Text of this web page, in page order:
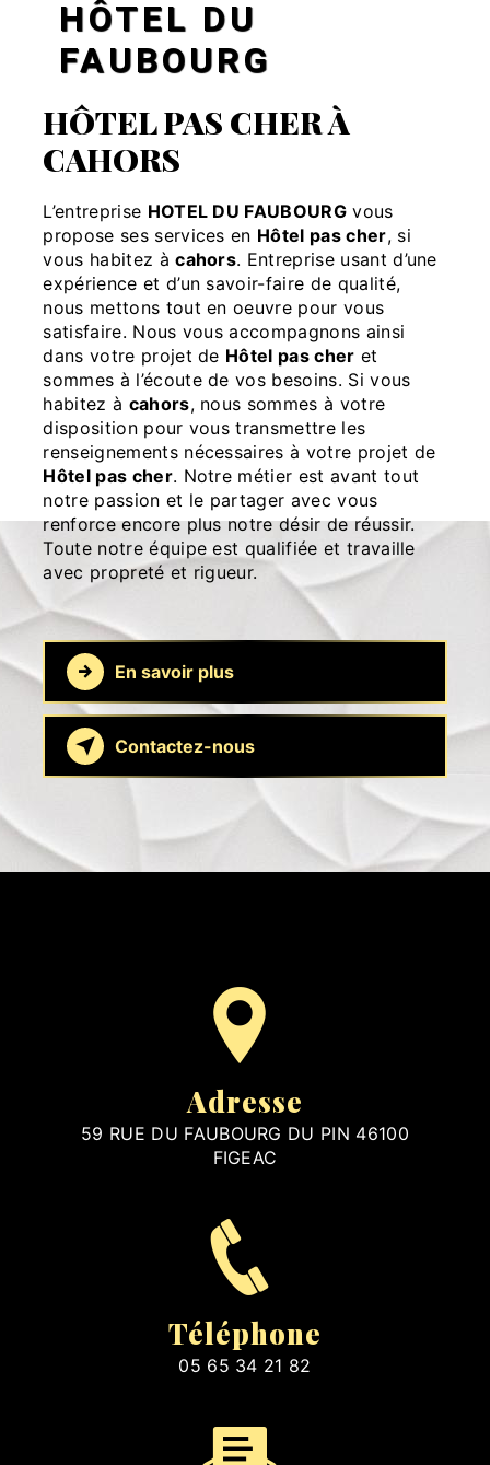
HÔTEL DU
FAUBOURG
HÔTEL PAS CHER À
CAHORS
L’entreprise HOTEL DU FAUBOURG vous
propose ses services en Hôtel pas cher, si
vous habitez àcahors. Entreprise usant d’une
expérience et d’un savoir-faire de qualité,
nous mettons tout en oeuvre pour vous
satisfaire. Nous vous accompagnons ainsi
dans votre projet de Hôtel pas cher et
sommes à l’écoute de vos besoins. Si vous
habitez à cahors, nous sommes à votre
disposition pour vous transmettre les
renseignements nécessaires à votre projet de
Hôtel pas cher. Notre métier est avant tout
notre passion et le partager avec vous
renforce encore plus notre désir de réussir.
Toute notre équipe est qualifiée et travaille
avec propreté et rigueur.
En savoir plus
Contactez-nous
Adresse
59 RUE DU FAUBOURG DU PIN 46100
FIGEAC
Téléphone
05 65 34 21 82